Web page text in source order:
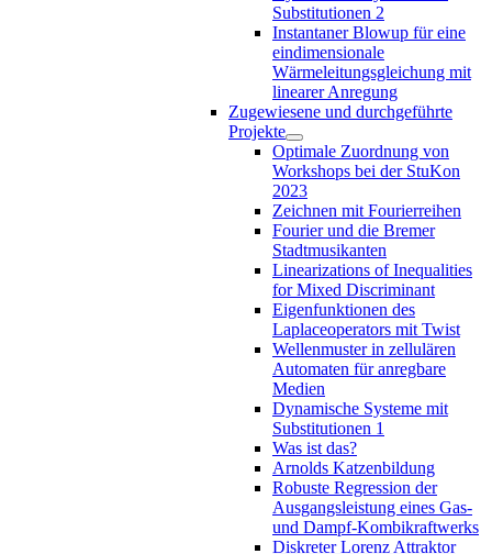
Substitutionen 2
Instantaner Blowup für eine
eindimensionale
Wärmeleitungsgleichung mit
linearer Anregung
Zugewiesene und durchgeführte
Projekte
Optimale Zuordnung von
Workshops bei der StuKon
2023
Zeichnen mit Fourierreihen
Fourier und die Bremer
Stadtmusikanten
Linearizations of Inequalities
for Mixed Discriminant
Eigenfunktionen des
Laplaceoperators mit Twist
Wellenmuster in zellulären
Automaten für anregbare
Medien
Dynamische Systeme mit
Substitutionen 1
Was ist das?
Arnolds Katzenbildung
Robuste Regression der
Ausgangsleistung eines Gas-
und Dampf-Kombikraftwerks
Diskreter Lorenz Attraktor